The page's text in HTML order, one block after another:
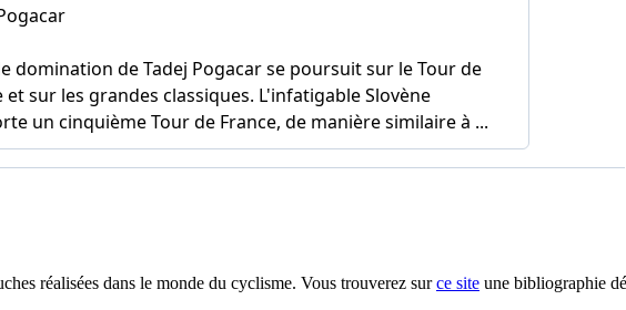
réalisées dans le monde du cyclisme. Vous trouverez surce site une bibliographie